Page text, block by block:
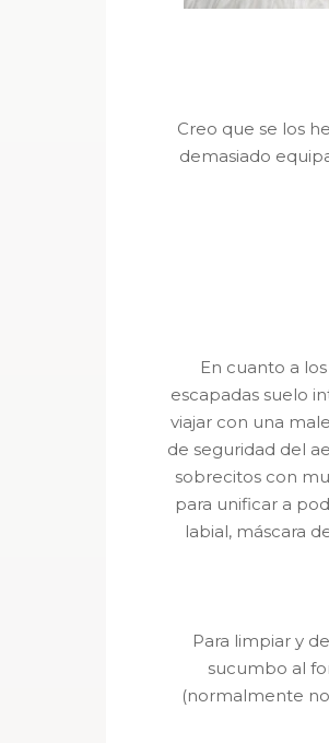
Creo que se los
demasiado
En cuanto a
escapadas suelo
viajar con una
de seguridad del
sobrecitos con
para unificar a
labial, máscara
Para limpiar y
sucumbo al
(normalmente